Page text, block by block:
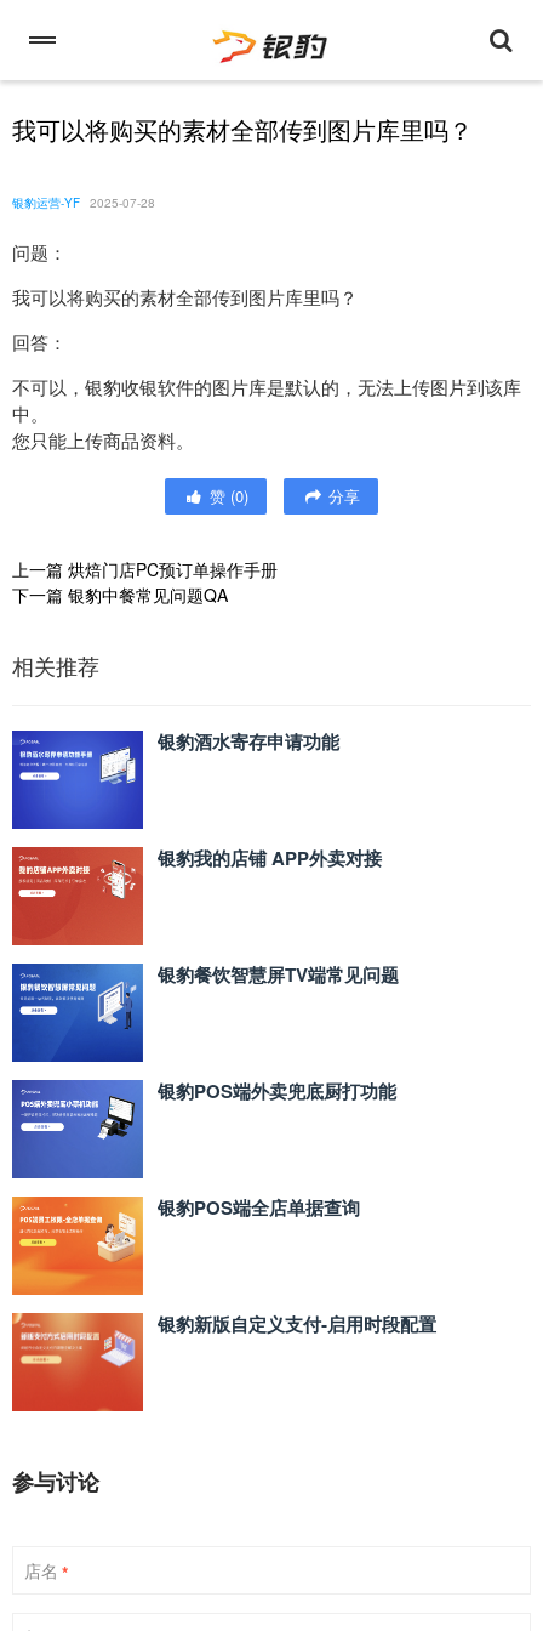
我可以将购买的素材全部传到图片库里吗？
银豹运营-YF 2025-07-28
问题：
我可以将购买的素材全部传到图片库里吗？
回答：
不可以，银豹收银软件的图片库是默认的，无法上传图片到该库
中。
您只能上传商品资料。
赞 (0) 分享
上一篇 烘焙门店PC预订单操作手册
下一篇 银豹中餐常见问题QA
相关推荐
银豹酒水寄存申请功能
银豹我的店铺 APP外卖对接
银豹餐饮智慧屏TV端常见问题
银豹POS端外卖兜底厨打功能
银豹POS端全店单据查询
银豹新版自定义支付‑启用时段配置
参与讨论
店名 *